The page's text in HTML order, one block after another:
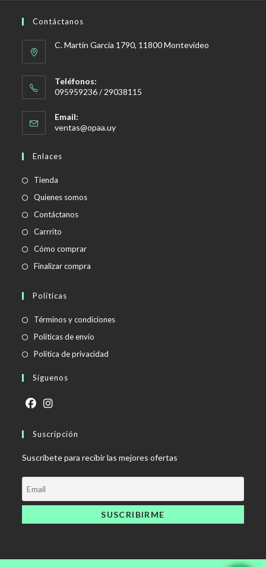
Contáctanos
C. Martín García 1790, 11800 Montevideo
Teléfonos:
095959236 / 29038115
Email:
ventas@opaa.uySe
Enlaces
Tienda
Quienes somos
Contáctanos
Carrrito
Cómo comprar
Finalizar compra
Políticas
Términos y condicionesSe
Políticas de envío
abre
Política de privacidad
Síguenos
abre
una
nueva
pestaña
abre
una
nueva
pestaña
Suscripción
Suscríbete para recibir las mejores ofertas